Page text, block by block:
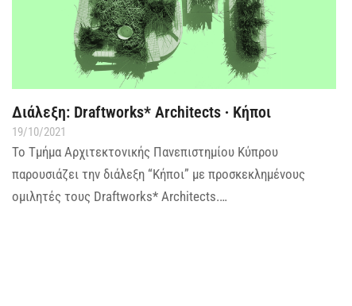
Διάλεξη: Draftworks* Architects ∙ Κήποι
19/10/2021
Το Τμήμα Αρχιτεκτονικής Πανεπιστημίου Κύπρου
παρουσιάζει την διάλεξη “Κήποι” με προσκεκλημένους
ομιλητές τους Draftworks* Architects.…